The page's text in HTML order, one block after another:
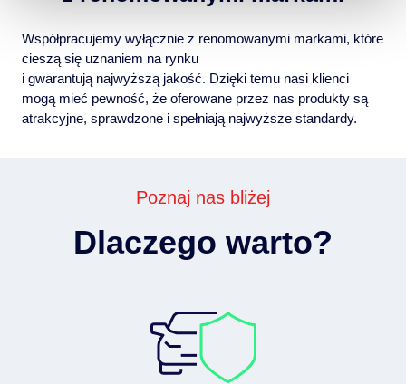
Współpracujemy wyłącznie z renomowanymi markami, które
cieszą się uznaniem na rynku
i gwarantują najwyższą jakość. Dzięki temu nasi klienci
mogą mieć pewność, że oferowane przez nas produkty są
atrakcyjne, sprawdzone i spełniają najwyższe standardy.
Poznaj nas bliżej
Dlaczego warto?